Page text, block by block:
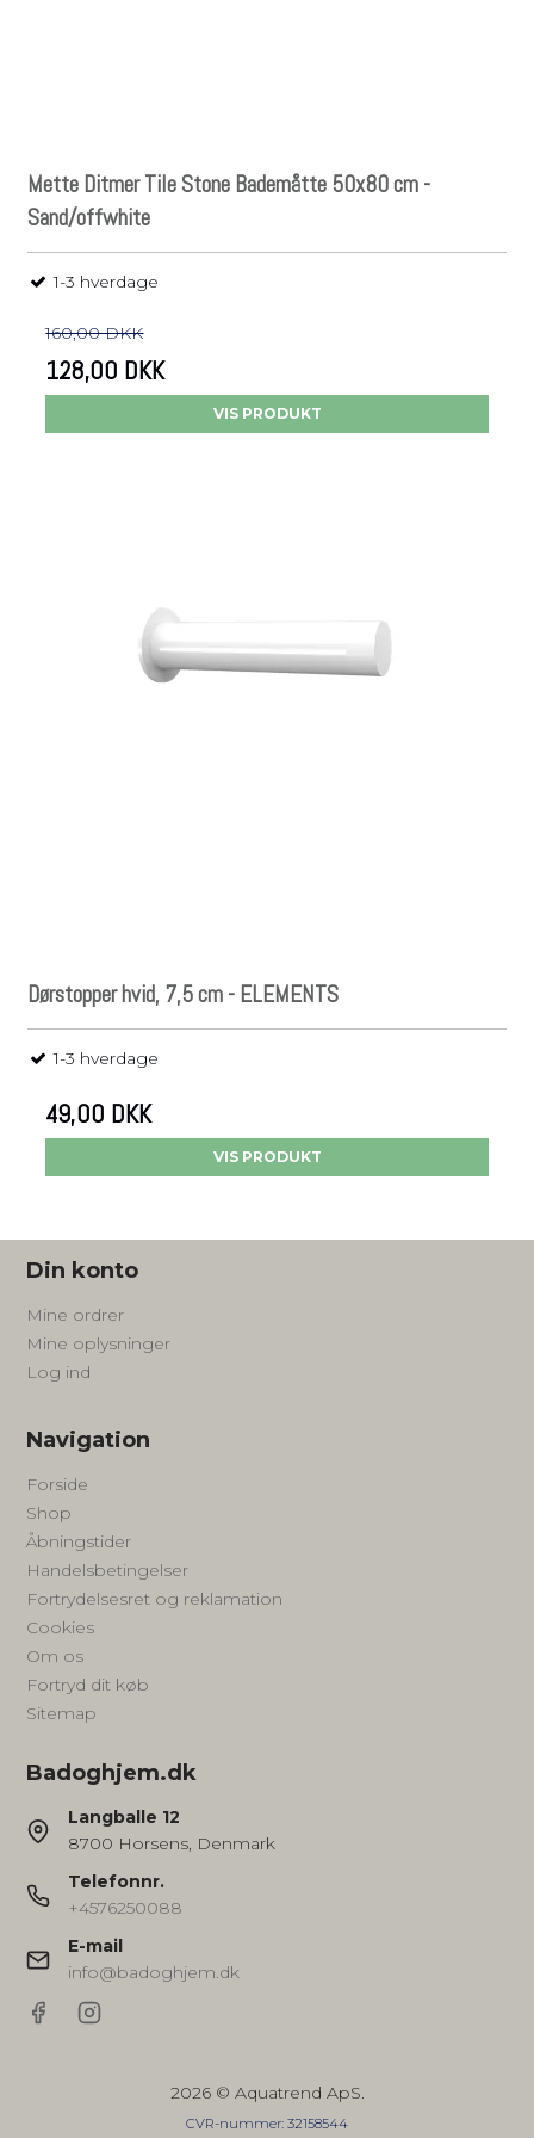
Mette Ditmer Tile Stone Bademåtte 50x80 cm -
Sand/offwhite
1-3 hverdage
160,00 DKK
128,00 DKK
VIS PRODUKT
Dørstopper hvid, 7,5 cm - ELEMENTS
1-3 hverdage
49,00 DKK
VIS PRODUKT
Din konto
Mine ordrer
Mine oplysninger
Log ind
Navigation
Forside
Shop
Åbningstider
Handelsbetingelser
Fortrydelsesret og reklamation
Cookies
Om os
Fortryd dit køb
Sitemap
Badoghjem.dk
Langballe 12
8700 Horsens, Denmark
Telefonnr.
+4576250088
E-mail
info@badoghjem.dk
2026 © Aquatrend ApS.
CVR-nummer: 32158544